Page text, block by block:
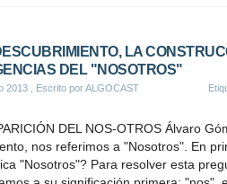
LA
DEL "NOSOTROS"
2013 , Escrito por ALGOCAST
DEL NOS-OTROS Álvaro
nos referimos a "Nosotros". En
"Nosotros"? Para resolver esta